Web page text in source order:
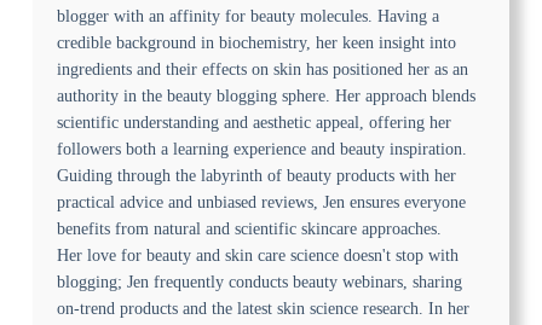
blogger with an affinity for beauty molecules. Having a
credible background in biochemistry, her keen insight into
ingredients and their effects on skin has positioned her as an
authority in the beauty blogging sphere. Her approach blends
scientific understanding and aesthetic appeal, offering her
followers both a learning experience and beauty inspiration.
Guiding through the labyrinth of beauty products with her
practical advice and unbiased reviews, Jen ensures everyone
benefits from natural and scientific skincare approaches.
Her love for beauty and skin care science doesn't stop with
blogging; Jen frequently conducts beauty webinars, sharing
on-trend products and the latest skin science research. In her